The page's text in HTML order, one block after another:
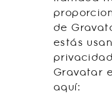
de
estás
Gravatar
aquí: